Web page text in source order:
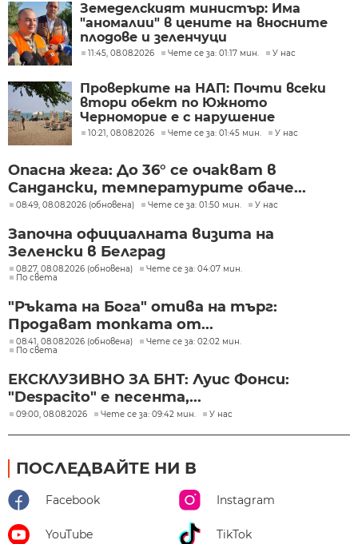
Земеделският министър: Има
"аномалии" в цените на вносните
плодове и зеленчуци
11:45, 08.08.2026 Чете се за: 01:17 мин. У нас
Проверките на НАП: Почти всеки
втори обект по Южното
Черноморие е с нарушение
10:21, 08.08.2026 Чете се за: 01:45 мин. У нас
Опасна жега: До 36° се очакват в
Сандански, температурите обаче...
08:49, 08.08.2026 (обновена) Чете се за: 01:50 мин. У нас
Започна официалната визита на
Зеленски в Белград
08:27, 08.08.2026 (обновена)
Чете се за: 04:07 мин.
По света
"Ръката на Бога" отива на търг:
Продават топката от...
08:41, 08.08.2026 (обновена)
Чете се за: 02:02 мин.
По света
ЕКСКЛУЗИВНО ЗА БНТ: Луис Фонси:
"Despacito" е песента,...
09:00, 08.08.2026 Чете се за: 09:42 мин. У нас
ПОСЛЕДВАЙТЕ НИ В
Facebook Instagram
YouTube TikTok